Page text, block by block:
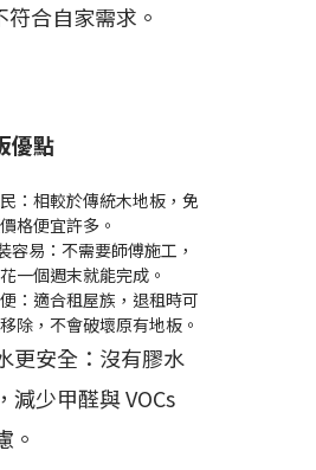
合自家需求。
優點
：相較於傳統木地板，免
格便宜許多。
容易：不需要師傅施工，
一個週末就能完成。
：適合租屋族，退租時可
除，不會破壞原有地板。
更安全：沒有膠水
減少甲醛與 VOCs
。